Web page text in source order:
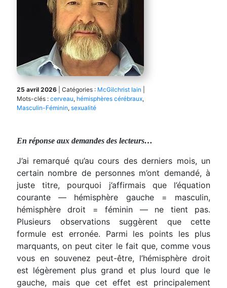
25 avril 2026 Catégories : McGilchrist Iain
Mots-clés : cerveau, hémisphères cérébraux,
Masculin-Féminin, sexualité
En réponse aux demandes des lecteurs…
J’ai remarqué qu’au cours des derniers mois, un
certain nombre de personnes m’ont demandé, à
juste titre, pourquoi j’affirmais que l’équation
courante — hémisphère gauche = masculin,
hémisphère droit = féminin — ne tient pas.
Plusieurs observations suggèrent que cette
formule est erronée. Parmi les points les plus
marquants, on peut citer le fait que, comme vous
vous en souvenez peut-être, l’hémisphère droit
est légèrement plus grand et plus lourd que le
gauche, mais que cet effet est principalement